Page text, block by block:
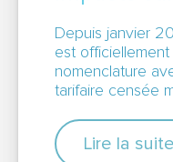
Depuis janvier
est
nomenclature
tarifaire censée
Lire la suite